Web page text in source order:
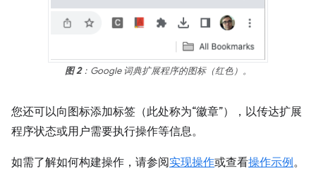
图 2：Google 词典扩展程序的图标（红色）。
您还可以向图标添加标签（此处称为“徽章”），以传达扩展
程序状态或用户需要执行操作等信息。
如需了解如何构建操作，请参阅实现操作或查看操作示例。